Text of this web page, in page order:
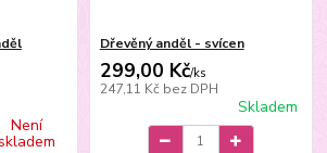
Není
Dřevěný anděl - svícen
299,00 Kč/ks
247,11 Kč bez DPH
Skladem